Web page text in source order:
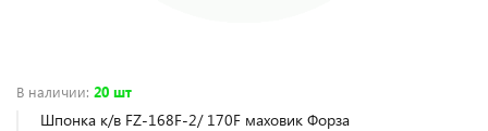
В наличии: 20 шт
Шпонка к/в FZ-168F-2/ 170F маховик Форза